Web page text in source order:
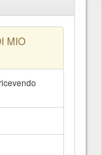
MIO